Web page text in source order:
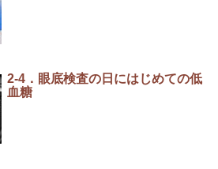
2-4．眼底検査の日にはじめての低
血糖